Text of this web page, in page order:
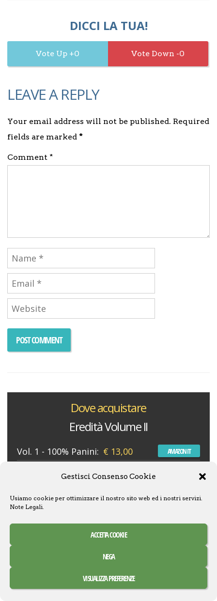
Gestisci Consenso Cookie
Usiamo cookie per ottimizzare il nostro sito web ed i nostri servizi.
Note Legali.
ACCETTA COOKIE
NEGA
VISUALIZZA PREFERENZE
DICCI LA TUA!
0 0
LEAVE A REPLY
Your email address will not be published. Required
fields are marked *
Comment *
Dove acquistare
Eredità Volume II
Vol. 1 - 100% Panini: € 13,00 AMAZON IT
Vol. 4 - 100% Panini:
Epic Panini: € 38,00 PANINI